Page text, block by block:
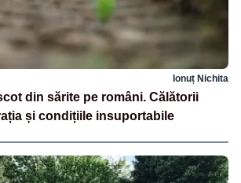
Ionuț Nichita
din sărite pe români. Călătorii
și condițiile insuportabile